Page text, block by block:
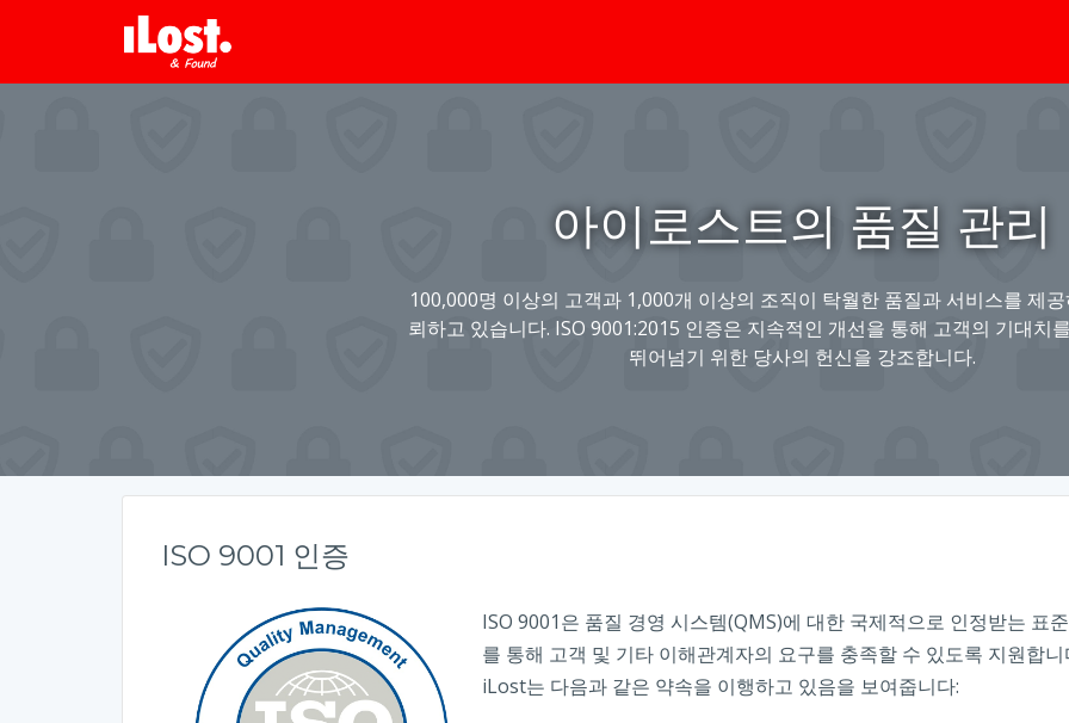
아이로스트의 품질 관리
100,000명 이상의 고객과 1,000개 이상의 조직이 탁월한 품질과 서비스를 제
뢰하고 있습니다. ISO 9001:2015 인증은 지속적인 개선을 통해 고객의 기대치
뛰어넘기 위한 당사의 헌신을 강조합니다.
ISO 9001 인증
ISO 9001은 품질 경영 시스템(QMS)에 대한 국제적으로 인정받는 표
를 통해 고객 및 기타 이해관계자의 요구를 충족할 수 있도록 지원합
iLost는 다음과 같은 약속을 이행하고 있음을 보여줍니다: